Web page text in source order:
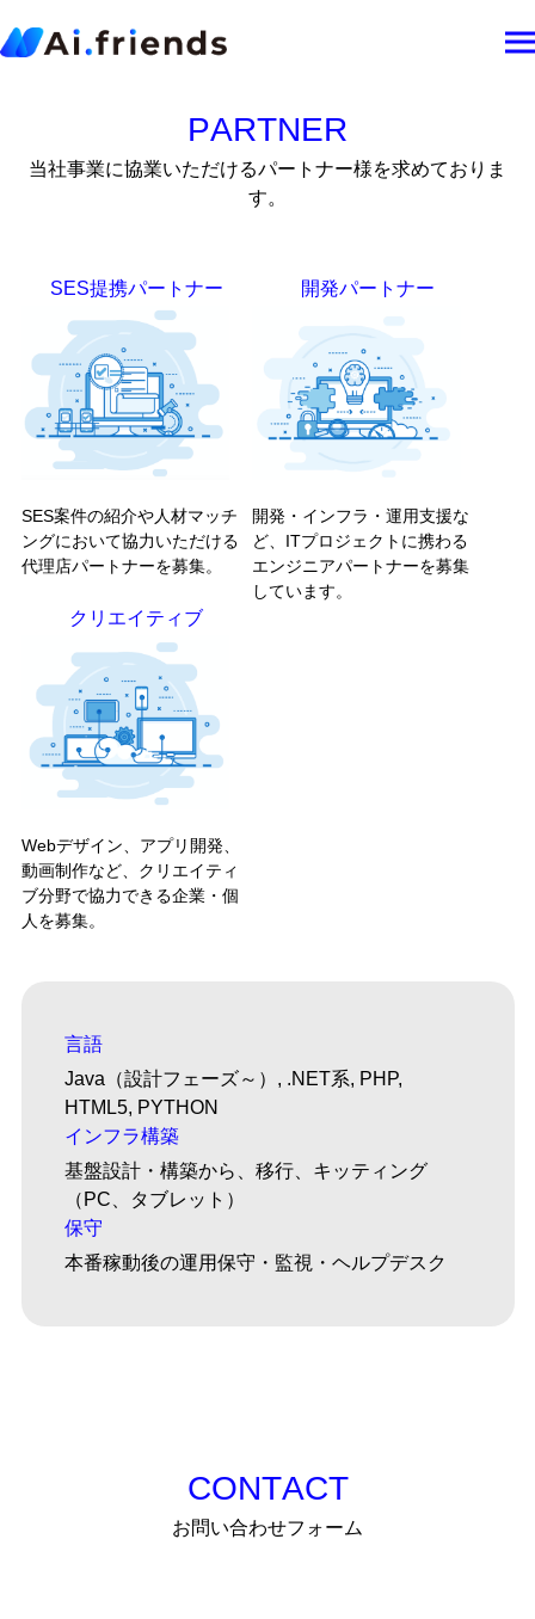
PARTNER
当社事業に協業いただけるパー ト ナー様を求めてお り ま
す。
SES提携パートナー
SES案件の紹介や人材マッチ
ングにおいて協力いただける
代理店パートナーを募集。
開発パートナー
開発・インフラ・運用支援な
ど、ITプロジェクトに携わる
エンジニアパートナーを募集
しています。
クリエイティブ
Webデザイン、アプリ開発、
動画制作など、クリエイティ
ブ分野で協力できる企業・個
人を募集。
言語
Java（設計フェーズ～）, .NET系, PHP,
HTML5, PYTHON
インフラ構築
基盤設計・構築から、移行、キッティング
（PC、タブレット）
保守
本番稼動後の運用保守・監視・ヘルプデスク
CONTACT
お問い合わせフ ォー ム